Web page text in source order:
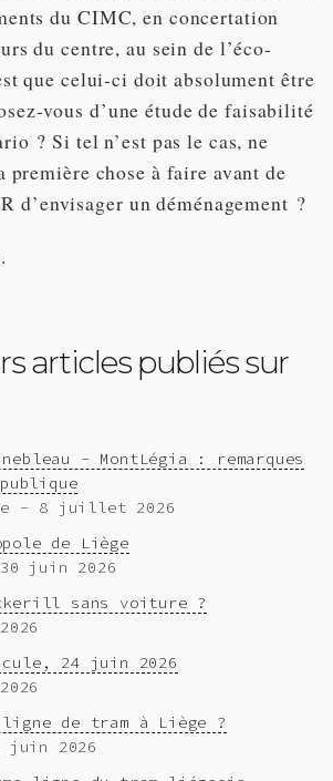
du CIMC, en concertation
du centre, au sein de l’éco-
que celui-ci doit absolument être
vous d’une étude de faisabilité
? Si tel n’est pas le cas, ne
première chose à faire avant de
d’envisager un déménagement ?
articles publiés sur
- MontLégia : remarques
- 8 juillet 2026
de Liège
juin 2026
sans voiture ?
24 juin 2026
ligne de tram à Liège ?
juin 2026